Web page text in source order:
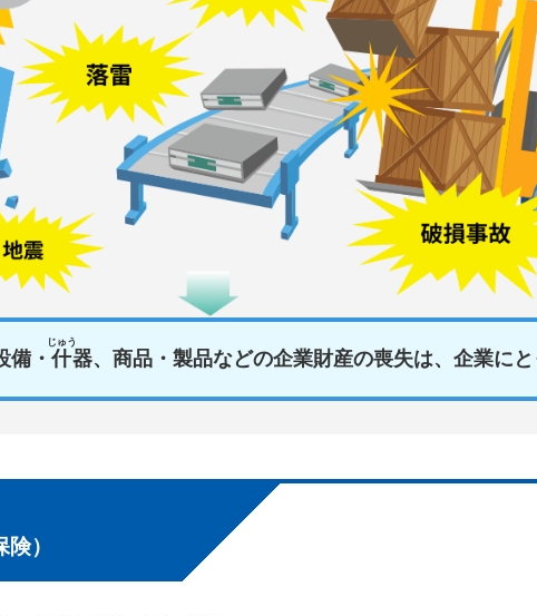
備・什
じゅう
器、商品・製品などの企業財産の喪失は、企業にと
）